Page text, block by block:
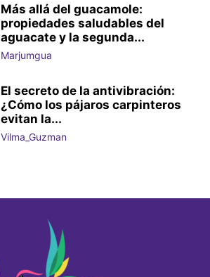
Más allá del guacamole:
propiedades saludables del
aguacate y la segunda...
Marjumgua
El secreto de la antivibración:
¿Cómo los pájaros carpinteros
evitan la...
Vilma_Guzman